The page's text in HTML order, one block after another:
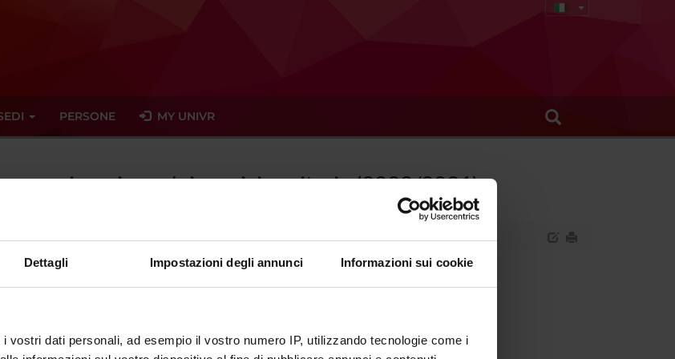
Dettagli Impostazioni degli annunci Informazioni sui cookie
i vostri dati personali, ad esempio il vostro numero IP, utilizzando tecnologie come i
PERSONE MY UNIVR
dei servizi sanitari - (2020/2021)
alcun seminario relativo all'insegnamento Diritto e organizzazione dei servizi sanitari.